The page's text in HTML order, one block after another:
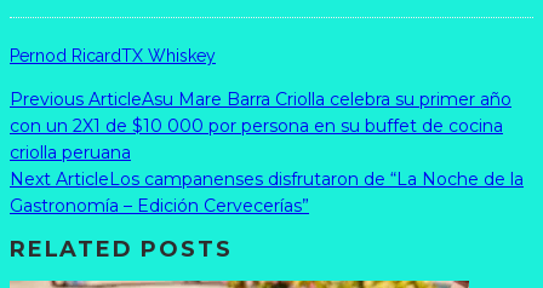
Pernod RicardTX Whiskey
Previous ArticleAsu Mare Barra Criolla celebra su primer año
con un 2X1 de $10 000 por persona en su buffet de cocina
criolla peruana
Next Article Los campanenses disfrutaron de “La Noche de la
Gastronomía – Edición Cervecerías”
RELATED POSTS